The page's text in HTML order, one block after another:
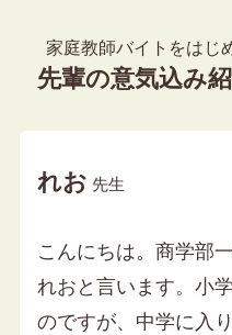
家庭教師バイトをはじ
先輩の意気込み
れお 先生
こんにちは。商学部
れおと言います。小
のですが、中学に入